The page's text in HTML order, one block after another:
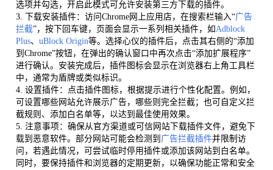
选项并勾选，开启此模式可允许安装第三方下载的插件。
3. 下载安装插件：访问Chrome网上应用店，在搜索栏输入“广告
拦截”，按下回车键，页面会显示一系列相关插件，如Adblock
Plus、 uBlock Origin等。选择心仪的插件后，点击其右侧的“添加
到Chrome”按钮，在弹出的确认窗口中再次点击“添加扩展程序”
进行确认。安装完成后，插件图标会显示在浏览器右上角工具栏
中，通常为盾牌或类似标识。
4. 设置插件：点击插件图标，根据提示进行个性化配置。例如，
可设置哪些网站允许展示广告，哪些则完全拦截；也可自定义拦
截规则、添加白名单等，以达到最佳使用效果。
5. 注意事项：确保从官方渠道或可信网站下载插件文件，避免下
载到恶意软件。部分网站可能会检测到 广告拦截插件并限制访
问，若遇此情况，可尝试临时停用插件或添加该网站到白名单。
同时，要保持插件和浏览器的定期更新，以确保功能正常和安全